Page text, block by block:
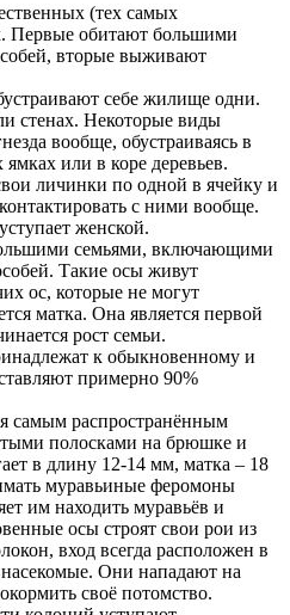
(тех самых
Первые обитают большими
вторые выживают
себе жилище одни.
стенах. Некоторые виды
вообще, обустраиваясь в
или в коре деревьев.
личинки по одной в ячейку и
с ними вообще.
женской.
семьями, включающими
Такие осы живут
ос, которые не могут
матка. Она является первой
рост семьи.
к обыкновенному и
примерно 90%
самым распространённым
полосками на брюшке и
в длину 12-14 мм, матка – 18
муравьиные феромоны
им находить муравьёв и
осы строят свои рои из
вход всегда расположен в
Они нападают на
своё потомство.